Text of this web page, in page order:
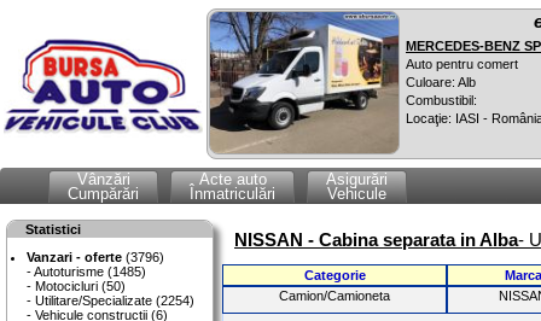
MERCEDES-BENZ
Auto pentru comert
Culoare: Alb
Combustibil:
Locaţie: IASI -
Vânzări
Cumpărări
Acte auto
Înmatriculări
Asigurări
Vehicule
Statistici
Vanzari - oferte (3796)
Autoturisme (1485)
Motocicluri (50)
Utilitare/Specializate (2254)
Vehicule constructii (6)
NISSAN - Cabina separata in Alba-
Categorie
Marca
Camion/Camioneta